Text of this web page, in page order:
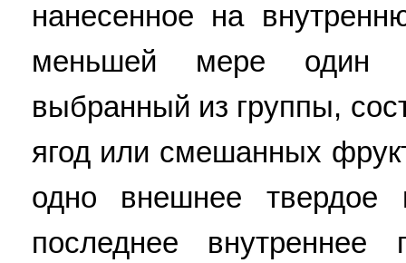
нанесенное на
меньшей мере один
выбранный из группы,
ягод или смешанных
одно внешнее твердое
последнее внутреннее